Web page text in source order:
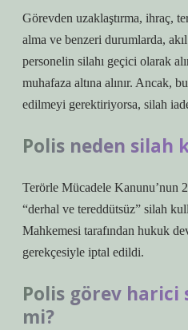
Görevden uzaklaştırma, ihraç,
alma ve benzeri durumlarda,
personelin silahı geçici olarak
muhafaza altına alınır. Ancak,
edilmeyi gerektiriyorsa, silah
Polis neden silah
Terörle Mücadele Kanunu’nun
“derhal ve tereddütsüz” silah
Mahkemesi tarafından hukuk
gerekçesiyle iptal edildi.
Polis görev harici
mi?